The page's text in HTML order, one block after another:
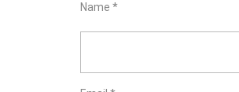
Name *